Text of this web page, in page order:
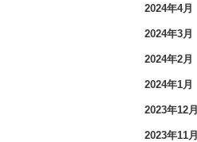
2024年4月
2024年3月
2024年2月
2024年1月
2023年12月
2023年11月